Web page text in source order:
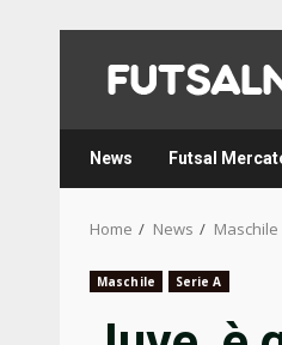
content
News Futsal
Home News Maschile
Maschile Serie A